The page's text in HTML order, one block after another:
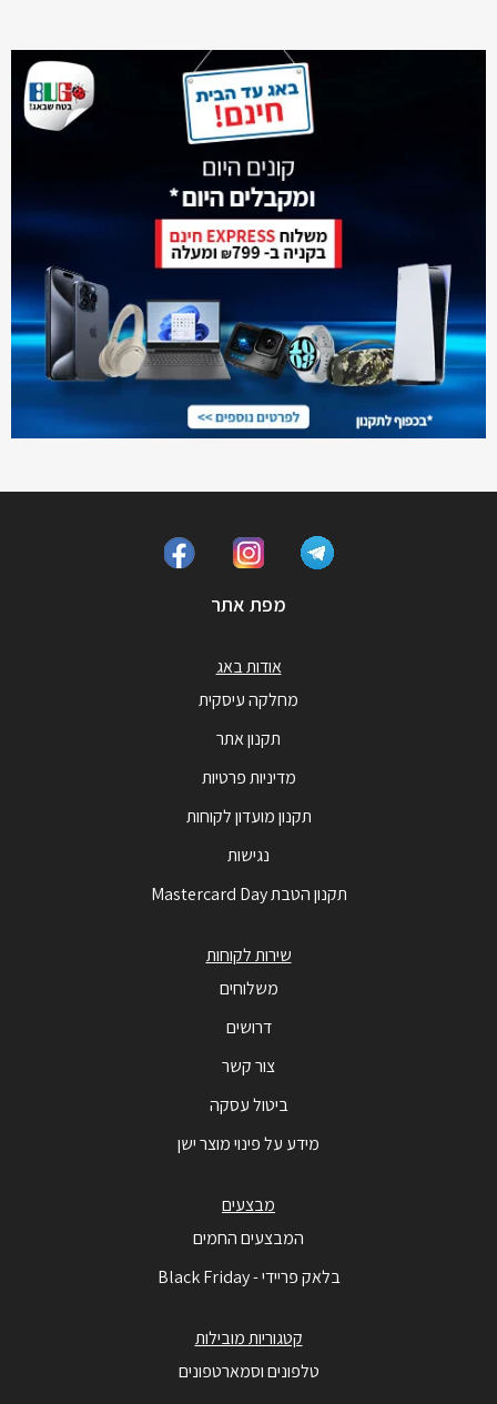
מפת אתר
אודות באג
מחלקה עיסקית
תקנון אתר
מדיניות פרטיות
תקנון מועדון לקוחות
נגישות
תקנון הטבת Mastercard Day
שירות לקוחות
משלוחים
דרושים
צור קשר
ביטול עסקה
מידע על פינוי מוצר ישן
מבצעים
המבצעים החמים
בלאק פריידי - Black Friday
קטגוריות מובילות
טלפונים וסמארטפונים